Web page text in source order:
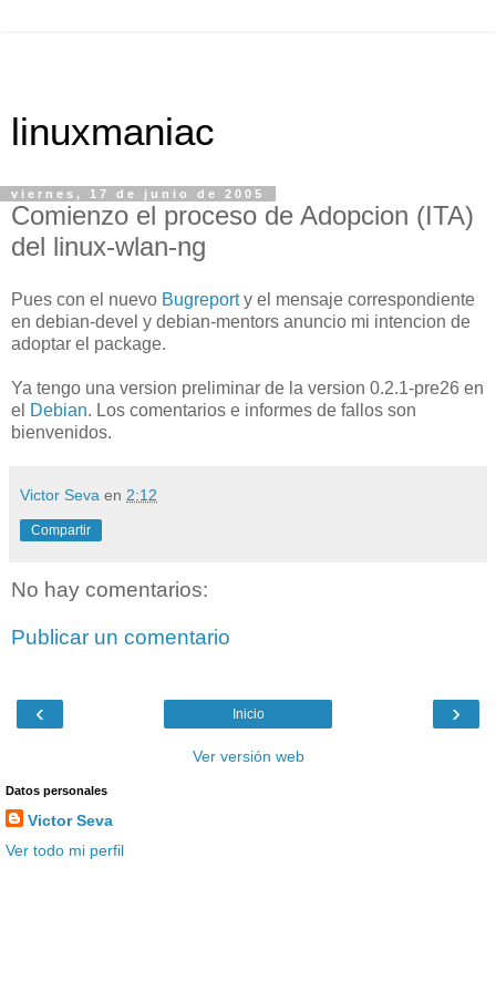
linuxmaniac
viernes, 17 de junio de 2005
Comienzo el proceso de Adopcion (ITA)
del linux-wlan-ng
Pues con el nuevo Bugreporty el mensaje correspondiente
en debian-devel y debian-mentors anuncio mi intencion de
adoptar el package.
Ya tengo una version preliminar de la version 0.2.1-pre26 en
el Debian. Los comentarios e informes de fallos son
bienvenidos.
Victor Seva en 2:12
Compartir
No hay comentarios:
Publicar un comentario
‹ ›
Inicio
Ver versión web
Datos personales
Victor Seva
Ver todo mi perfil